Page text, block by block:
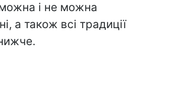
і не можна
а також всі традиції